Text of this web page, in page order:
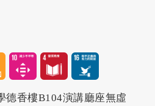
德香樓B104演講廳座無虛